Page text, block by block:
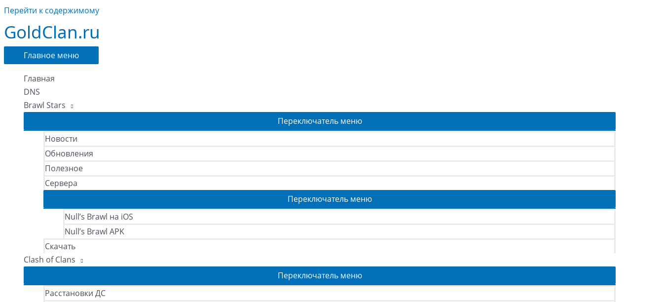
Перейти к содержимому
GoldClan.ru
Главное меню
Главная
DNS
Brawl Stars
Переключатель меню
Новости
Обновления
Полезное
Сервера
Переключатель меню
Null’s Brawl на iOS
Null’s Brawl APK
Скачать
Clash of Clans
Переключатель меню
Расстановки ДС